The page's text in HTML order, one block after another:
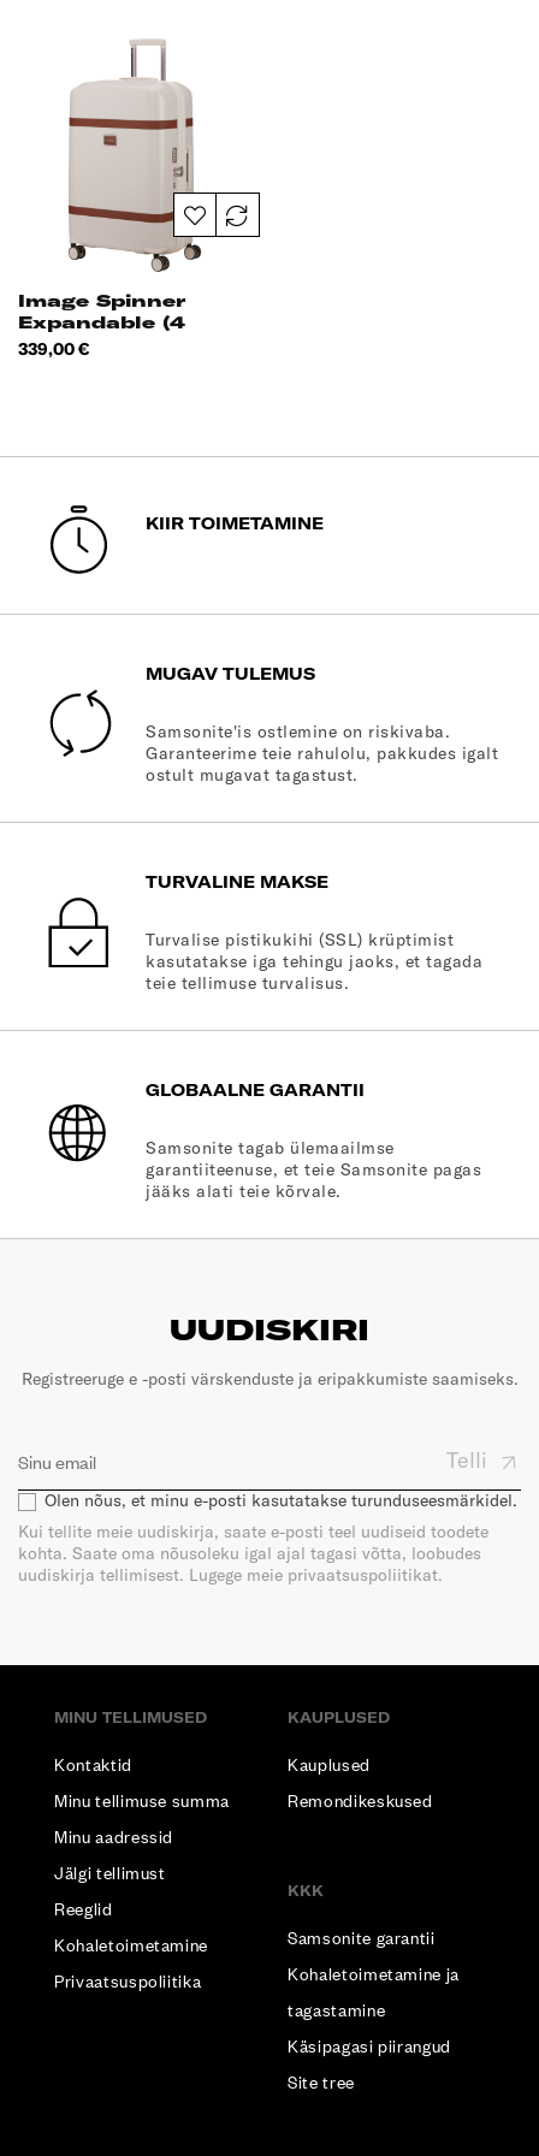
Image Spinner
Expandable (4
Wheels) 69cm
Hind
339,00 €
KIIR TOIMETAMINE
MUGAV TULEMUS
Samsonite'is ostlemine on riskivaba.
Garanteerime teie rahulolu, pakkudes igalt
ostult mugavat tagastust.
TURVALINE MAKSE
Turvalise pistikukihi (SSL) krüptimist
kasutatakse iga tehingu jaoks, et tagada
teie tellimuse turvalisus.
GLOBAALNE GARANTII
Samsonite tagab ülemaailmse
garantiiteenuse, et teie Samsonite pagas
jääks alati teie kõrvale.
UUDISKIRI
Registreeruge e -posti värskenduste ja eripakkumiste saamiseks.
Telli
Olen nõus, et minu e-posti kasutatakse turunduseesmärkidel.
Kui tellite meie uudiskirja, saate e-posti teel uudiseid toodete
kohta. Saate oma nõusoleku igal ajal tagasi võtta, loobudes
uudiskirja tellimisest. Lugege meie privaatsuspoliitikat.
MINU TELLIMUSED
Kontaktid
Minu tellimuse summa
Minu aadressid
Jälgi tellimust
Reeglid
Kohaletoimetamine
Privaatsuspoliitika
KAUPLUSED
Kauplused
Remondikeskused
KKK
Samsonite garantii
Kohaletoimetamine ja
tagastamine
Käsipagasi piirangud
Site tree